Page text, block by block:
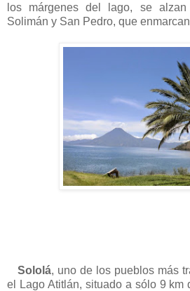
los márgenes del lago, se alzan
Solimán y San Pedro, que
Sololá, uno de los pueblos más
el Lago Atitlán, situado a sólo 9 km